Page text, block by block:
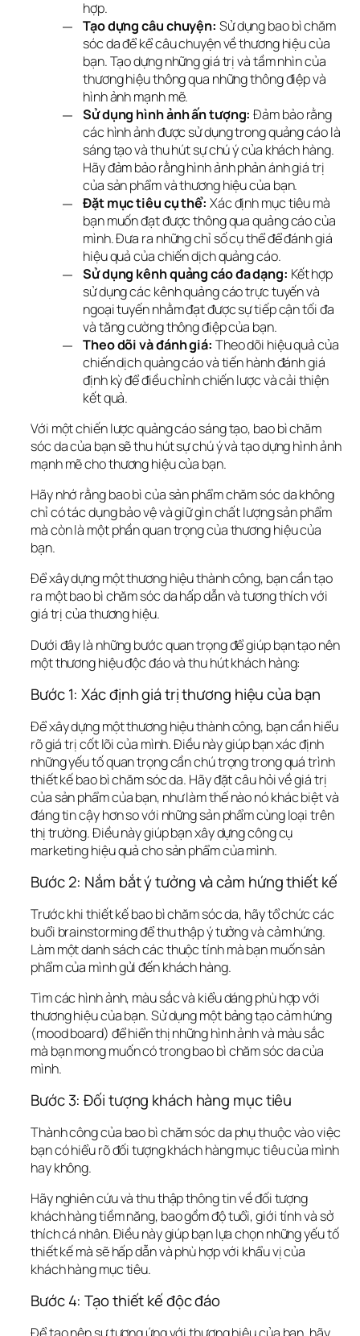
hợp.
Tạo dựng câu chuyện: Sử dụng bao bì chăm
sóc da để kể câu chuyện về thương hiệu của
bạn. Tạo dựng những giá trị và tầm nhìn của
thương hiệu thông qua những thông điệp và
hình ảnh mạnh mẽ.
Sử dụng hình ảnh ấn tượng: Đảm bảo rằng
các hình ảnh được sử dụng trong quảng cáo là
sáng tạo và thu hút sự chú ý của khách hàng.
Hãy đảm bảo rằng hình ảnh phản ánh giá trị
của sản phẩm và thương hiệu của bạn.
Đặt mục tiêu cụ thể: Xác định mục tiêu mà
bạn muốn đạt được thông qua quảng cáo của
mình. Đưa ra những chỉ số cụ thể để đánh giá
hiệu quả của chiến dịch quảng cáo.
Sử dụng kênh quảng cáo đa dạng: Kết hợp
sử dụng các kênh quảng cáo trực tuyến và
ngoại tuyến nhằm đạt được sự tiếp cận tối đa
và tăng cường thông điệp của bạn.
Theo dõi và đánh giá: Theo dõi hiệu quả của
chiến dịch quảng cáo và tiến hành đánh giá
định kỳ để điều chỉnh chiến lược và cải thiện
kết quả.
Với một chiến lược quảng cáo sáng tạo, bao bì chăm
sóc da của bạn sẽ thu hút sự chú ý và tạo dựng hình ảnh
mạnh mẽ cho thương hiệu của bạn.
Hãy nhớ rằng bao bì của sản phẩm chăm sóc da không
chỉ có tác dụng bảo vệ và giữ gìn chất lượng sản phẩm
mà còn là một phần quan trọng của thương hiệu của
bạn.
Để xây dựng một thương hiệu thành công, bạn cần tạo
ra một bao bì chăm sóc da hấp dẫn và tương thích với
giá trị của thương hiệu.
Dưới đây là những bước quan trọng để giúp bạn tạo nên
một thương hiệu độc đáo và thu hút khách hàng:
Bước 1: Xác định giá trị thương hiệu của bạn
Để xây dựng một thương hiệu thành công, bạn cần hiểu
rõ giá trị cốt lõi của mình. Điều này giúp bạn xác định
những yếu tố quan trọng cần chú trọng trong quá trình
thiết kế bao bì chăm sóc da. Hãy đặt câu hỏi về giá trị
của sản phẩm của bạn, như làm thế nào nó khác biệt và
đáng tin cậy hơn so với những sản phẩm cùng loại trên
thị trường. Điều này giúp bạn xây dựng công cụ
marketing hiệu quả cho sản phẩm của mình.
Bước 2: Nắm bắt ý tưởng và cảm hứng thiết kế
Trước khi thiết kế bao bì chăm sóc da, hãy tổ chức các
buổi brainstorming để thu thập ý tưởng và cảm hứng.
Làm một danh sách các thuộc tính mà bạn muốn sản
phẩm của mình gửi đến khách hàng.
Tìm các hình ảnh, màu sắc và kiểu dáng phù hợp với
thương hiệu của bạn. Sử dụng một bảng tạo cảm hứng
(mood board) để hiển thị những hình ảnh và màu sắc
mà bạn mong muốn có trong bao bì chăm sóc da của
mình.
Bước 3: Đối tượng khách hàng mục tiêu
Thành công của bao bì chăm sóc da phụ thuộc vào việc
bạn có hiểu rõ đối tượng khách hàng mục tiêu của mình
hay không.
Hãy nghiên cứu và thu thập thông tin về đối tượng
khách hàng tiềm năng, bao gồm độ tuổi, giới tính và sở
thích cá nhân. Điều này giúp bạn lựa chọn những yếu tố
thiết kế mà sẽ hấp dẫn và phù hợp với khẩu vị của
khách hàng mục tiêu.
Bước 4: Tạo thiết kế độc đáo